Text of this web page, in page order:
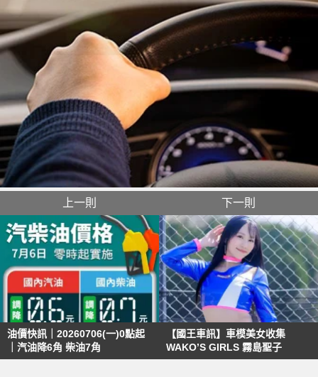
上一則
油價快訊｜20260706(一)0點起
｜汽油降6角 柴油7角
下一則
【國王車訊】車模美女收集
WAKO’S GIRLS 霧島聖子